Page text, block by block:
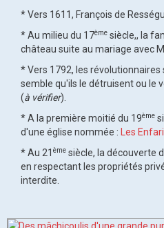
* Vers 1611, François de
* Au milieu du 17ème siècle,, la
château suite au mariage avec
* Vers 1792, les révolutionnaires
semble qu'ils le détruisent ou le
(à vérifier).
* A la première moitié du 19ème
d'une église nommée :
Les
* Au 21 ème siècle, la découverte
en respectant les propriétés
interdite.